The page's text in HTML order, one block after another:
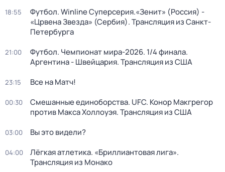
18:55
Футбол. Winline Суперсерия.«Зенит» (Россия) -
«Црвена Звезда» (Сербия). Трансляция из Санкт-
Петербурга
21:00
Футбол. Чемпионат мира-2026. 1/4 финала.
Аргентина - Швейцария. Трансляция из США
23:15 Все на Матч!
00:30
Смешанные единоборства. UFC. Конор Макгрегор
против Макса Холлоуэя. Трансляция из США
03:00 Вы это видели?
04:00
Лёгкая атлетика. «Бриллиантовая лига».
Трансляция из Монако